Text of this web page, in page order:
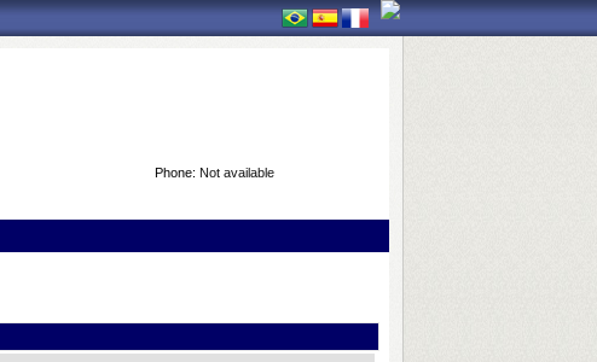
Phone: Not available